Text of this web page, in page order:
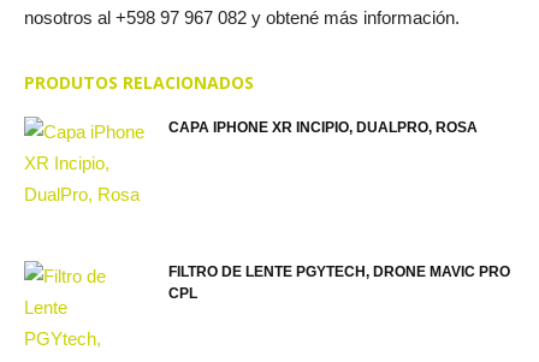
nosotros al +598 97 967 082 y obtené más información.
PRODUTOS RELACIONADOS
CAPA IPHONE XR INCIPIO, DUALPRO, ROSA
FILTRO DE LENTE PGYTECH, DRONE MAVIC PRO
CPL